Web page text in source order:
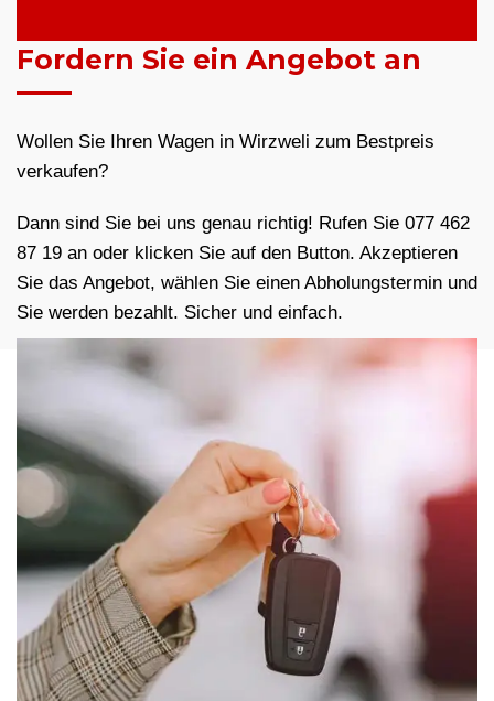
Fordern Sie ein Angebot an
Wollen Sie Ihren Wagen in Wirzweli zum Bestpreis
verkaufen?
Dann sind Sie bei uns genau richtig! Rufen Sie 077 462
87 19 an oder klicken Sie auf den Button. Akzeptieren
Sie das Angebot, wählen Sie einen Abholungstermin und
Sie werden bezahlt. Sicher und einfach.